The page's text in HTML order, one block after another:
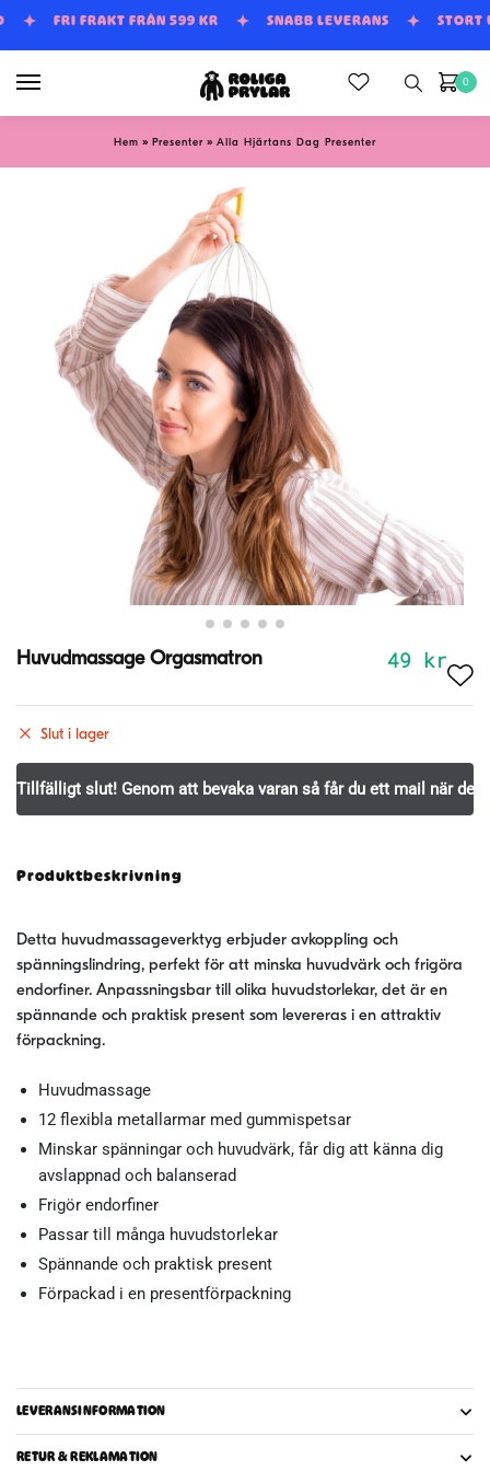
Skip
Skip
FRI FRAKT FRÅN 599 KR SNABB LEVERANS STORT
0
Hem » Presenter » Alla Hjärtans Dag Presenter
Huvudmassage Orgasmatron 49 kr
Slut i lager
Produktbeskrivning
Detta huvudmassageverktyg erbjuder avkoppling och
spänningslindring, perfekt för att minska huvudvärk och frigöra
endorfiner. Anpassningsbar till olika huvudstorlekar, det är en
spännande och praktisk present som levereras i en attraktiv
förpackning.
Huvudmassage
12 flexibla metallarmar med gummispetsar
Minskar spänningar och huvudvärk, får dig att känna dig
avslappnad och balanserad
Frigör endorfiner
Passar till många huvudstorlekar
Spännande och praktisk present
Förpackad i en presentförpackning
LEVERANSINFORMATION
RETUR & REKLAMATION